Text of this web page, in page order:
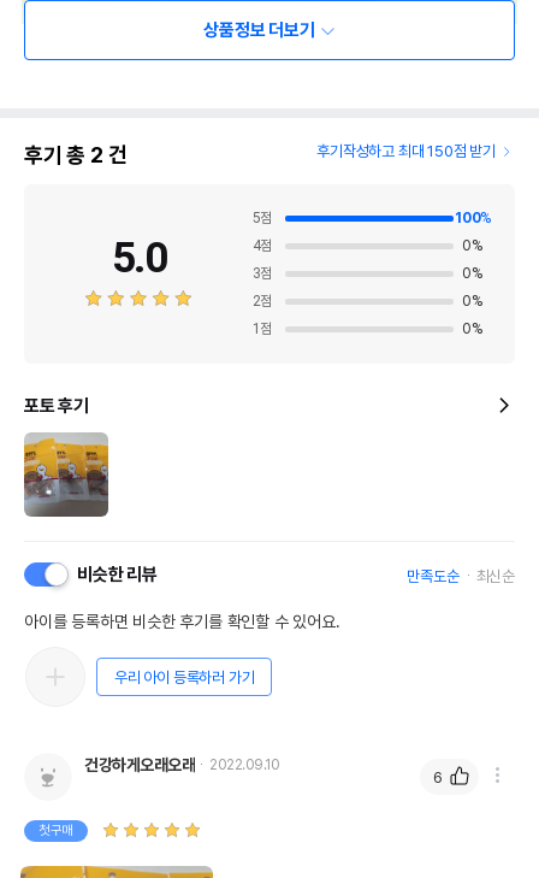
상품정보 더보기
후기 총 2 건 후기작성하고 최대 150점 받기
5.0
5점 100%
4점 0%
3점 0%
2점 0%
1 점 0%
포토 후기
비슷한 리뷰 만족도순 최신순
아이를 등록하면 비슷한 후기를 확인할 수 있어요.
우리 아이 등록하러 가기
건강하게오래오래 2022.09.10
첫구매
6